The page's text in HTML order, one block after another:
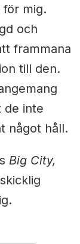
för mig.
och
frammana
till den.
de inte
något håll.
Big City,